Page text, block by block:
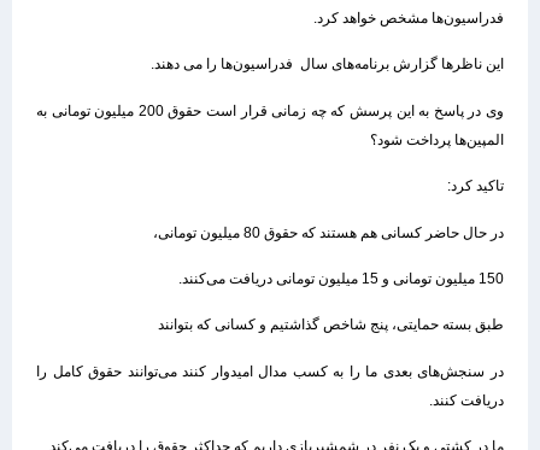
فدراسیون‌ها مشخص خواهد کرد.
این ناظرها گزارش‌ برنامه‌های سال فدراسیون‌ها را می دهند.
وی در پاسخ به این پرسش که چه زمانی قرار است حقوق 200 میلیون تومانی به
المپین‌ها پرداخت شود؟
تاکید کرد:
در حال حاضر کسانی هم هستند که حقوق 80 میلیون تومانی،
150 میلیون تومانی و 15 میلیون تومانی دریافت می‌کنند.
طبق بسته حمایتی، پنج شاخص گذاشتیم و کسانی که بتوانند
در سنجش‌های بعدی ما را به کسب مدال امیدوار کنند می‌توانند حقوق کامل را
دریافت کنند.
ما در کشتی و یک نفر در شمشیربازی داریم که حداکثر حقوق را دریافت می‌کند